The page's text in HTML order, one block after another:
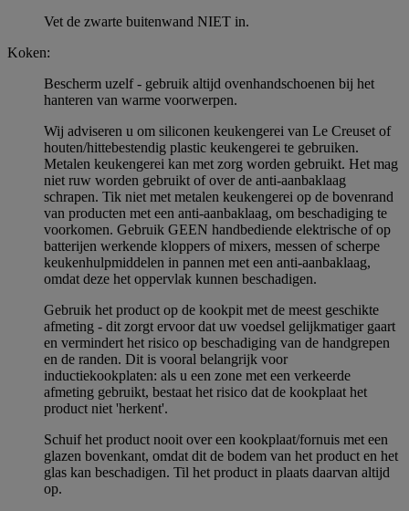
Vet de zwarte buitenwand NIET in.
Koken:
Bescherm uzelf - gebruik altijd ovenhandschoenen bij het
hanteren van warme voorwerpen.
Wij adviseren u om siliconen keukengerei van Le Creuset of
houten/hittebestendig plastic keukengerei te gebruiken.
Metalen keukengerei kan met zorg worden gebruikt. Het mag
niet ruw worden gebruikt of over de anti-aanbaklaag
schrapen. Tik niet met metalen keukengerei op de bovenrand
van producten met een anti-aanbaklaag, om beschadiging te
voorkomen. Gebruik GEEN handbediende elektrische of op
batterijen werkende kloppers of mixers, messen of scherpe
keukenhulpmiddelen in pannen met een anti-aanbaklaag,
omdat deze het oppervlak kunnen beschadigen.
Gebruik het product op de kookpit met de meest geschikte
afmeting - dit zorgt ervoor dat uw voedsel gelijkmatiger gaart
en vermindert het risico op beschadiging van de handgrepen
en de randen. Dit is vooral belangrijk voor
inductiekookplaten: als u een zone met een verkeerde
afmeting gebruikt, bestaat het risico dat de kookplaat het
product niet 'herkent'.
Schuif het product nooit over een kookplaat/fornuis met een
glazen bovenkant, omdat dit de bodem van het product en het
glas kan beschadigen. Til het product in plaats daarvan altijd
op.